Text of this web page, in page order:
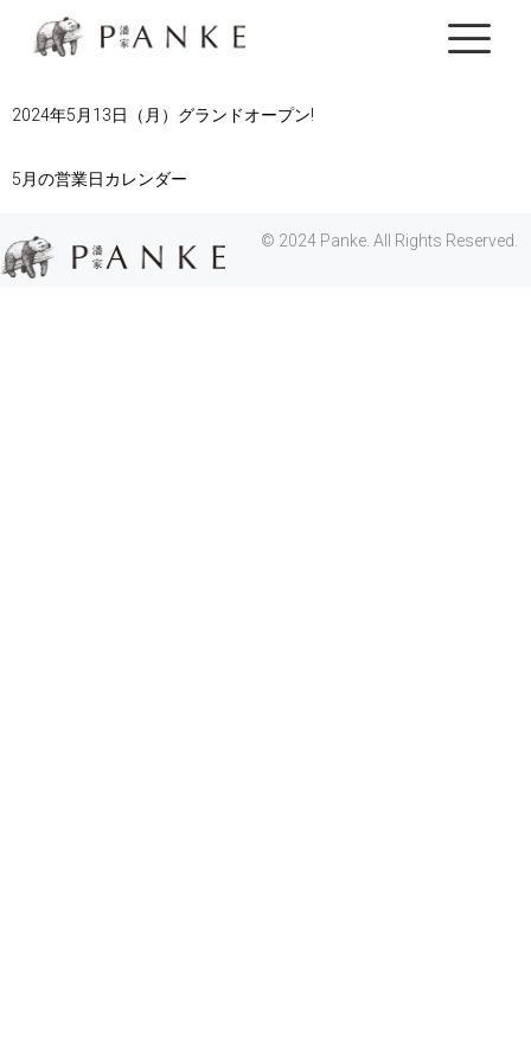
アーカイブ
2024年5月13日（月）グランドオープン!
5月の営業日カレンダー
© 2024 Panke. All Rights Reserved.